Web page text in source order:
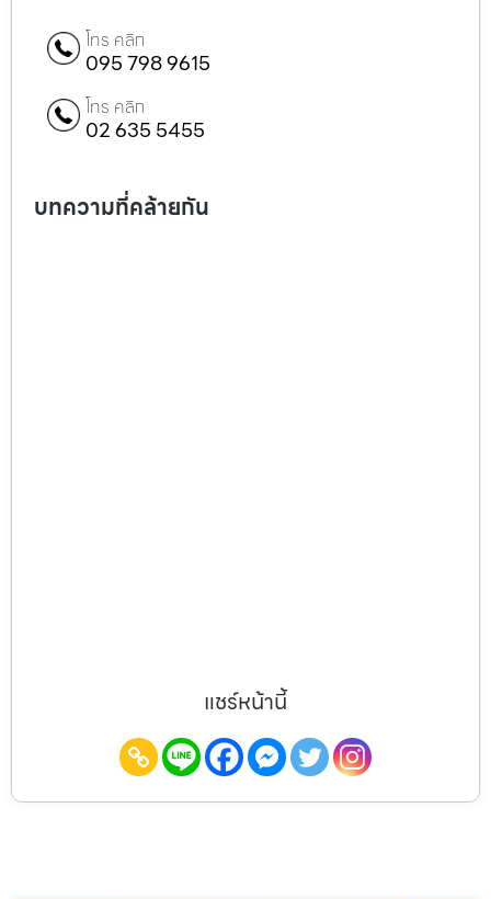
โทร คลิก
095 798 9615
โทร คลิก
02 635 5455
บทความที่คล้ายกัน
แชร์หน้านี้